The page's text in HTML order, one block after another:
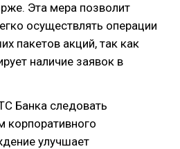
Эта мера позволит
осуществлять операции
пакетов акций, так как
наличие заявок в
Банка следовать
корпоративного
улучшает